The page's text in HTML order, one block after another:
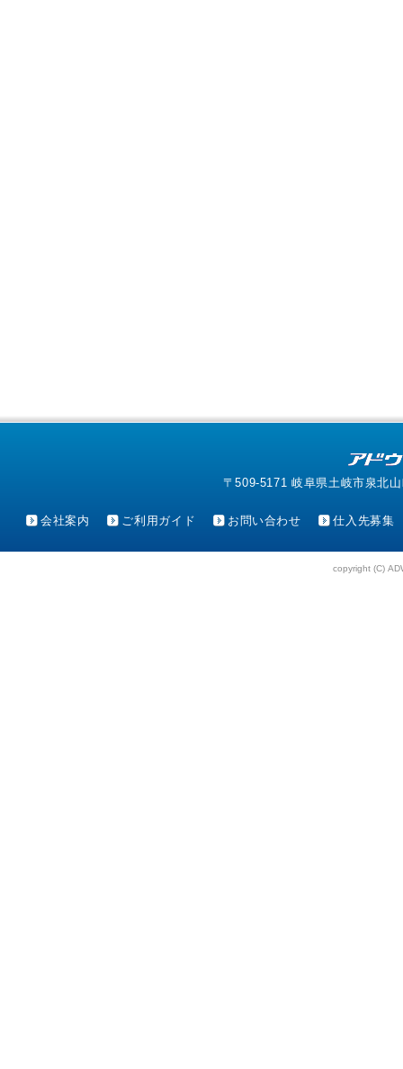
〒509-5171 岐阜県土岐市泉北
会社案内 ご利用ガイド お問い合わせ 仕入先募集
copyright (C)